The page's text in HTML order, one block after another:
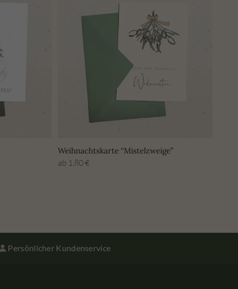
Weihnachtskarte “Mistelzweige”
ab 1,80€
Persönlicher Kundenservice